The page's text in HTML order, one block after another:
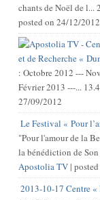
chants de Noël de l...
posted on 24/12/2012
et de Recherche «
: Octobre 2012 ---
Février 2013 ---...
27/09/2012
Le Festival « Pour
"Pour l'amour de la
la bénédiction de
Apostolia TV|
2013-10-17 Centre